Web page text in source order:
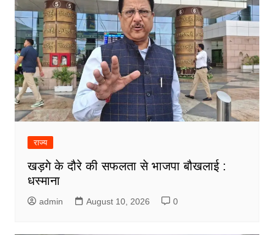
राज्य
खड़गे के दौरे की सफलता से भाजपा बौखलाई :
धस्माना
admin August 10, 2026 0